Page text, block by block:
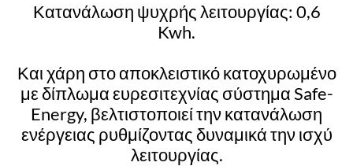
Κατανάλωση ψυχρής λειτουργίας: 0,6
Kwh.
Και χάρη στο αποκλειστικό κατοχυρωμένο
με δίπλωμα ευρεσιτεχνίας σύστημα Safe-
Energy, βελτιστοποιεί την κατανάλωση
ενέργειας ρυθμίζοντας δυναμικά την ισχύ
λειτουργίας.